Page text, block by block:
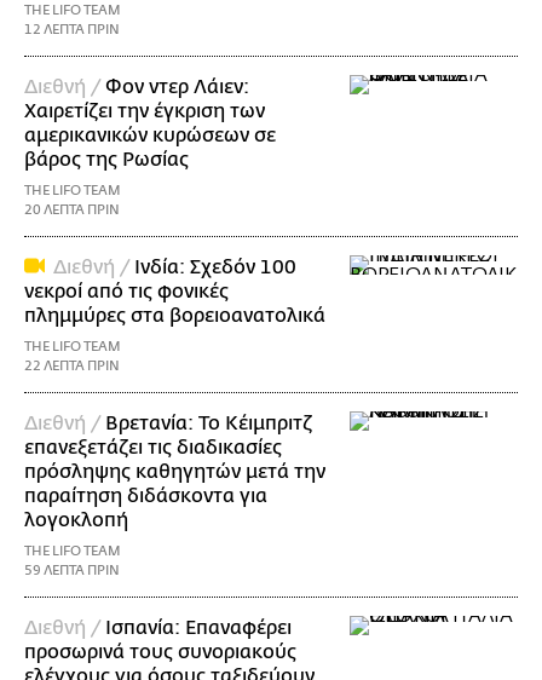
THE LIFO TEAM
12 ΛΕΠΤΑ ΠΡΙΝ
Διεθνή /Φον ντερ Λάιεν:
Χαιρετίζει την έγκριση των
αμερικανικών κυρώσεων σε
βάρος της Ρωσίας
THE LIFO TEAM
20 ΛΕΠΤΑ ΠΡΙΝ
Διεθνή / Ινδία: Σχεδόν 100
νεκροί από τις φονικές
πλημμύρες στα βορειοανατολικά
THE LIFO TEAM
22 ΛΕΠΤΑ ΠΡΙΝ
Διεθνή / Βρετανία: Το Κέιμπριτζ
επανεξετάζει τις διαδικασίες
πρόσληψης καθηγητών μετά την
παραίτηση διδάσκοντα για
λογοκλοπή
THE LIFO TEAM
59 ΛΕΠΤΑ ΠΡΙΝ
Διεθνή / Ισπανία: Επαναφέρει
προσωρινά τους συνοριακούς